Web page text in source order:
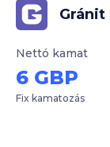
Gránit
Nettó kamat
6 GBP
Fix kamatozás